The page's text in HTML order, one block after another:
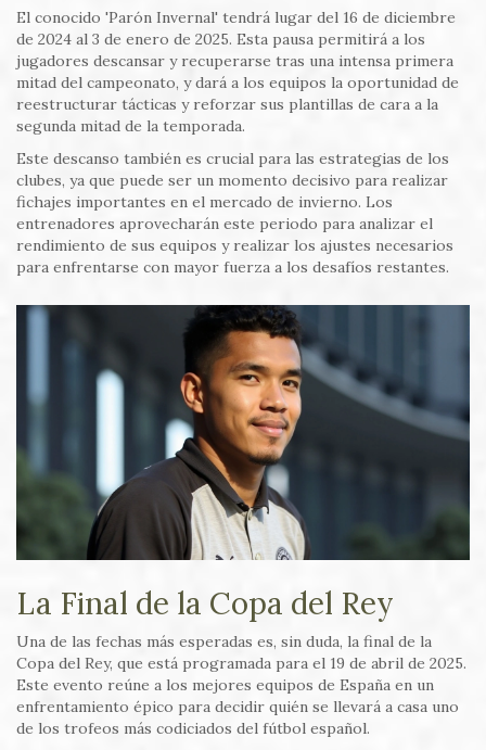
El conocido 'Parón Invernal' tendrá lugar del 16 de diciembre
de 2024 al 3 de enero de 2025. Esta pausa permitirá a los
jugadores descansar y recuperarse tras una intensa primera
mitad del campeonato, y dará a los equipos la oportunidad de
reestructurar tácticas y reforzar sus plantillas de cara a la
segunda mitad de la temporada.
Este descanso también es crucial para las estrategias de los
clubes, ya que puede ser un momento decisivo para realizar
fichajes importantes en el mercado de invierno. Los
entrenadores aprovecharán este periodo para analizar el
rendimiento de sus equipos y realizar los ajustes necesarios
para enfrentarse con mayor fuerza a los desafíos restantes.
La Final de la Copa del Rey
Una de las fechas más esperadas es, sin duda, la final de la
Copa del Rey, que está programada para el 19 de abril de 2025.
Este evento reúne a los mejores equipos de España en un
enfrentamiento épico para decidir quién se llevará a casa uno
de los trofeos más codiciados del fútbol español.